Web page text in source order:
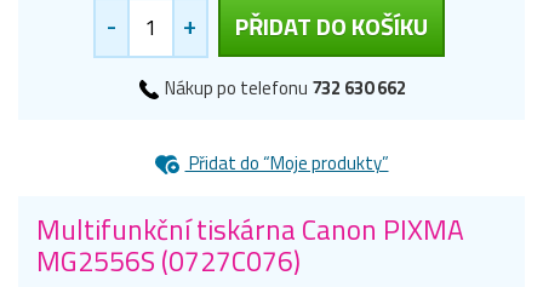
- + PŘIDAT DO KOŠÍKU
Nákup po telefonu 732 630 662
Přidat do “Moje produkty”
Multifunkční tiskárna Canon PIXMA
MG2556S (0727C076)